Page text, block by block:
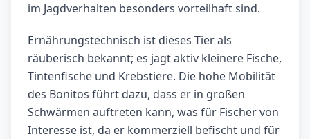
im Jagdverhalten besonders vorteilhaft sind.
Ernährungstechnisch ist dieses Tier als
räuberisch bekannt; es jagt aktiv kleinere Fische,
Tintenfische und Krebstiere. Die hohe Mobilität
des Bonitos führt dazu, dass er in großen
Schwärmen auftreten kann, was für Fischer von
Interesse ist, da er kommerziell befischt und für